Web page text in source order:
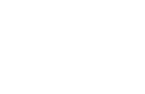
cestovateľov. Môžete tu
neutíchajúcou reggae